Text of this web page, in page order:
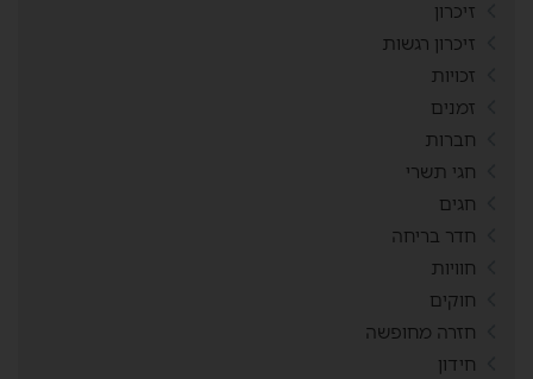
זיכרון
זיכרון רגשות
זכויות
זמנים
חברות
חגי תשרי
חגים
חדר בריחה
חוויות
חוקים
חזרה מחופשה
חידון